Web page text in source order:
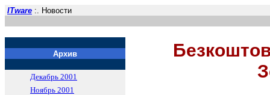
ITware :. Новости
Архив
Декабрь 2001
Ноябрь 2001